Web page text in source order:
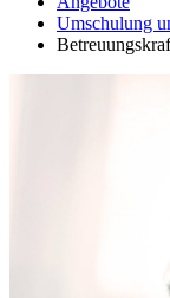
Umschulung